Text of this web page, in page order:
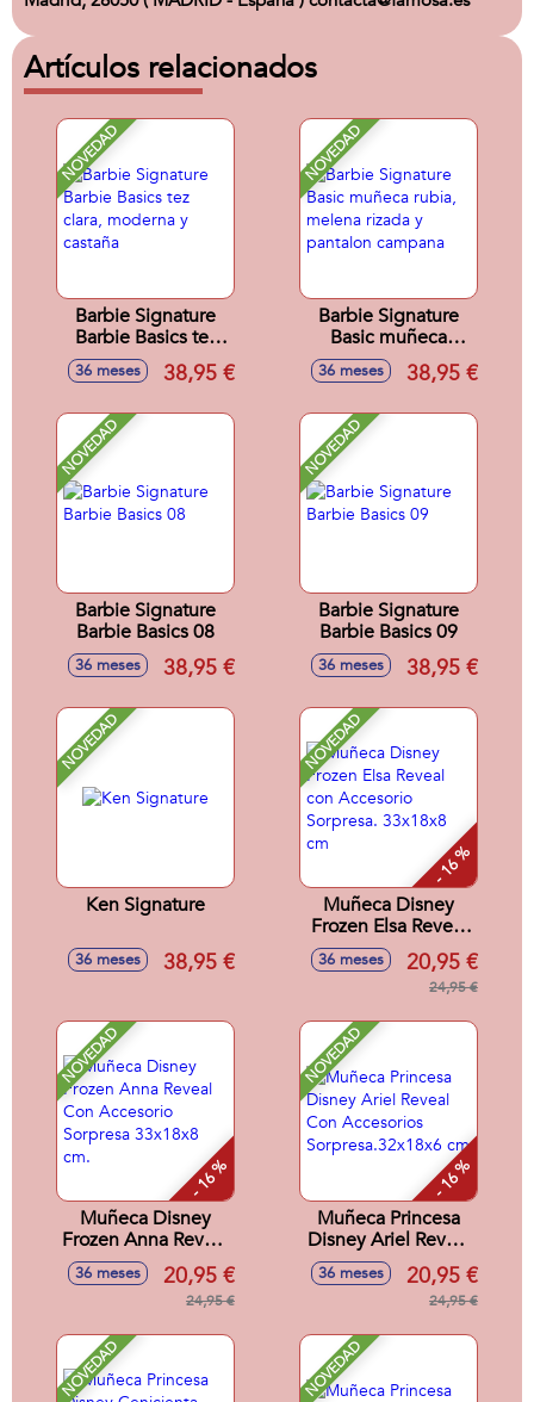
Artículos relacionados
NOVEDAD
Barbie Signature
Barbie Basics tez
clara, moderna y
castaña
36 meses 38,95 €
NOVEDAD
Barbie Signature
Basic muñeca
rubia, melena
rizada y pantalon
36 meses 38,95 €
NOVEDAD
Barbie Signature
Barbie Basics 08
36 meses 38,95 €
NOVEDAD
Barbie Signature
Barbie Basics 09
36 meses 38,95 €
NOVEDAD
Ken Signature
36 meses 38,95 €
NOVEDAD
- 16 %
Muñeca Disney
Frozen Elsa Reveal
con Accesorio
Sorpresa. 33x18x8
36 meses 20,95 €
24,95 €
NOVEDAD
- 16 %
Muñeca Disney
Frozen Anna Reveal
Con Accesorio
Sorpresa 33x18x8
36 meses 20,95 €
24,95 €
NOVEDAD
- 16 %
Muñeca Princesa
Disney Ariel Reveal
Con Accesorios
Sorpresa.32x18x6
36 meses 20,95 €
24,95 €
NOVEDAD NOVEDAD